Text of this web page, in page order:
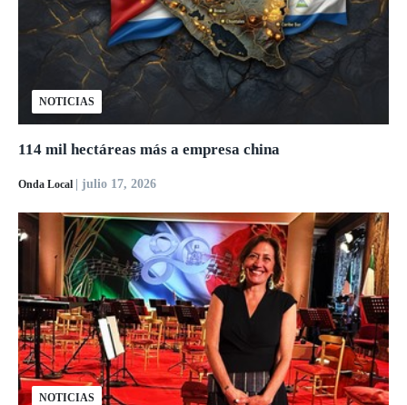
NOTICIAS
114 mil hectáreas más a empresa china
Onda Local | julio 17, 2026
NOTICIAS